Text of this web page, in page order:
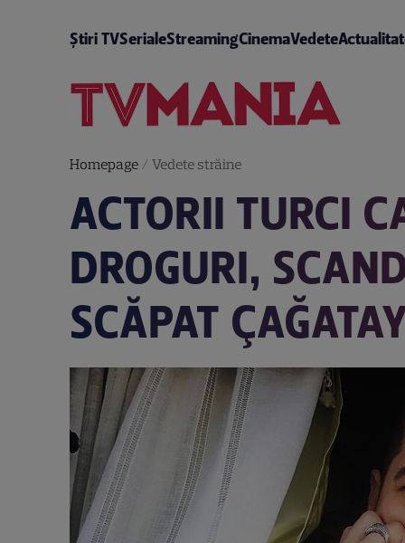
Știri TVSerialeStreamingCinemaVedete
Homepage/ Vedete străine
ACTORII TURCI
DROGURI,
SCĂPAT